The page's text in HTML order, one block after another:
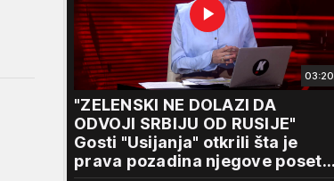
03:20
"ZELENSKI NE DOLAZI DA
ODVOJI SRBIJU OD RUSIJE"
Gosti "Usijanja" otkrili šta je
prava pozadina njegove posete